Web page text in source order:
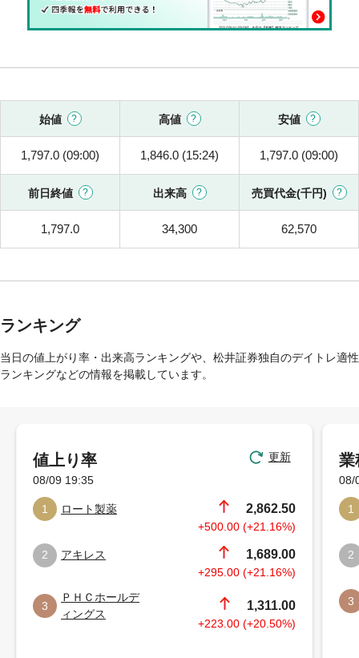
始値 高値 安値
1,797.0 (09:00) 1,846.0 (15:24) 1,797.0 (09:00)
前日終値 出来高 売買代金(千円)
1,797.0 34,300 62,570
ランキング
当日の値上がり率・出来高ランキングや、松井証券独自のデイトレ適性
ランキングなどの情報を掲載しています。